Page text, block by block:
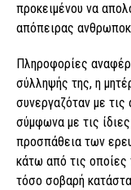
προκειμένου να
απόπειρας
Πληροφορίες
σύλληψής της, η
συνεργαζόταν με
σύμφωνα με τις
προσπάθεια των
κάτω από τις οποίες
τόσο σοβαρή